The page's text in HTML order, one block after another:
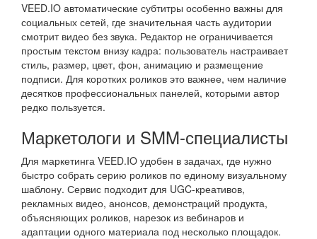
VEED.IO автоматические субтитры особенно важны для
социальных сетей, где значительная часть аудитории
смотрит видео без звука. Редактор не ограничивается
простым текстом внизу кадра: пользователь настраивает
стиль, размер, цвет, фон, анимацию и размещение
подписи. Для коротких роликов это важнее, чем наличие
десятков профессиональных панелей, которыми автор
редко пользуется.
Маркетологи и SMM-специалисты
Для маркетинга VEED.IO удобен в задачах, где нужно
быстро собрать серию роликов по единому визуальному
шаблону. Сервис подходит для UGC-креативов,
рекламных видео, анонсов, демонстраций продукта,
объясняющих роликов, нарезок из вебинаров и
адаптации одного материала под несколько площадок.